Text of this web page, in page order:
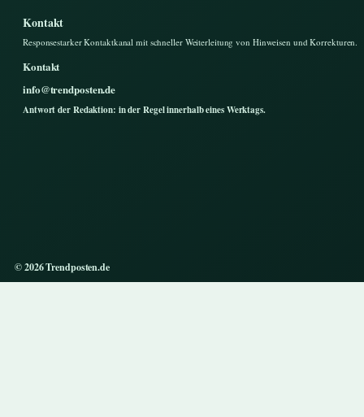
Kontakt
Responsestarker Kontaktkanal mit schneller Weiterleitung von Hinweisen und Korrekturen.
Kontakt
info@trendposten.de
Antwort der Redaktion: in der Regel innerhalb eines Werktags.
© 2026 Trendposten.de